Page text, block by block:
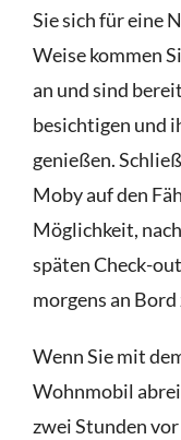
Sie sich für eine
Weise kommen
an und sind
besichtigen und
genießen.
Moby auf den
Möglichkeit,
späten Check-
morgens an
Wenn Sie mit
Wohnmobil
zwei Stunden